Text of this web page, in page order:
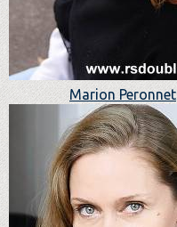
Marion Peronnet